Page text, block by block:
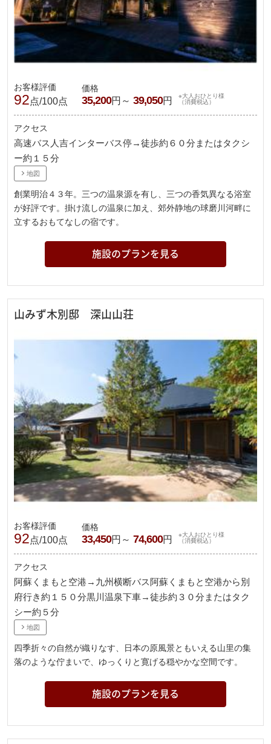
お客様評価
92点/100点
価格
35,200円～ 39,050円
※大人おひとり様
（消費税込）
アクセス
高速バス人吉インターバス停→徒歩約６０分またはタクシ
ー約１５分
地図
創業明治４３年。三つの温泉源を有し、三つの香気異なる浴室
が好評です。掛け流しの温泉に加え、郊外静地の球磨川河畔に
立するおもてなしの宿です。
施設のプランを見る
山みず木別邸 深山山荘
お客様評価
92点/100点
価格
33,450円～ 74,600円
※大人おひとり様
（消費税込）
アクセス
阿蘇くまもと空港→九州横断バス阿蘇くまもと空港から別
府行き約１５０分黒川温泉下車→徒歩約３０分またはタク
シー約５分
地図
四季折々の自然が織りなす、日本の原風景ともいえる山里の集
落のような佇まいで、ゆっくりと寛げる穏やかな空間です。
施設のプランを見る